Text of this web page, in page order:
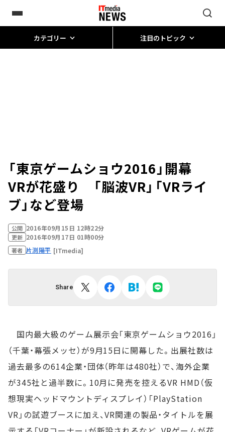
カテゴリー 注目のトピック
「東京ゲームショウ2016」開幕
VRが花盛り 「脳波VR」「VRライ
ブ」など登場
公開 2016年09月15日 12時22分
更新 2016年09月17日 01時00分
著者 片渕陽平 [ITmedia]
Share
国内最大級のゲーム展示会「東京ゲームショウ2016」
（千葉・幕張メッセ）が9月15日に開幕した。出展社数は
過去最多の614企業・団体（昨年は480社）で、海外企業
が345社と過半数に。10月に発売を控えるVR HMD（仮
想現実ヘッドマウントディスプレイ）「PlayStation
VR」の試遊ブースに加え、VR関連の製品・タイトルを展